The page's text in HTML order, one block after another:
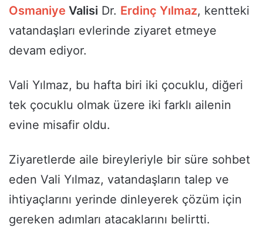
Osmaniye Valisi Dr. Erdinç Yılmaz, kentteki
vatandaşları evlerinde ziyaret etmeye
devam ediyor.
Vali Yılmaz, bu hafta biri iki çocuklu, diğeri
tek çocuklu olmak üzere iki farklı ailenin
evine misafir oldu.
Ziyaretlerde aile bireyleriyle bir süre sohbet
eden Vali Yılmaz, vatandaşların talep ve
ihtiyaçlarını yerinde dinleyerek çözüm için
gereken adımları atacaklarını belirtti.